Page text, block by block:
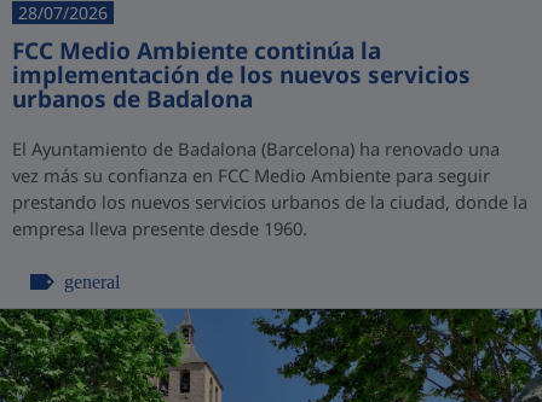
28/07/2026
FCC Medio Ambiente continúa la
implementación de los nuevos servicios
urbanos de Badalona
El Ayuntamiento de Badalona (Barcelona) ha renovado una
vez más su confianza en FCC Medio Ambiente para seguir
prestando los nuevos servicios urbanos de la ciudad, donde la
empresa lleva presente desde 1960.
general